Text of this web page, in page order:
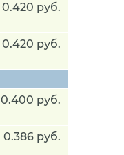
0.420 руб.
0.420 руб.
0.400 руб.
0.386 руб.